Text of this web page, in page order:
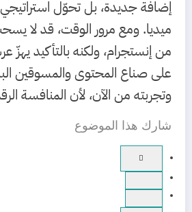
إضافة جديدة، بل تحوّل
ميديا. ومع مرور الوقت، قد لا
من إنستجرام، ولكنه بالتأكيد يهزّ
على صناع المحتوى والمسوقين
وتجربته من الآن، لأن المنافسة
شارك هذا الموضوع